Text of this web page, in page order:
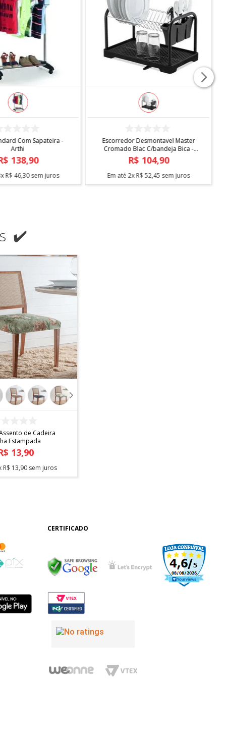
Com Sapateira -
Arthi
138,90
xR$ 46,30sem juros
Escorredor Desmontavel Master
Cromado Blac C/bandeja Bica -
Arthi
R$ 104,90
Em até2xR$52,45 sem juros
✔️
de Cadeira
Estampada
13,90
R$ 13,90sem juros
CERTIFICADO